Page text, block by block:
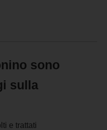
sono
sulla
e trattati